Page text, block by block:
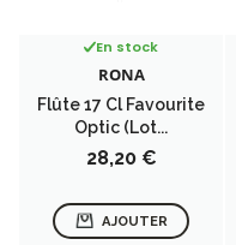
En stock
RONA
Flûte 17 Cl Favourite
Optic (lot...
Prix
28,20 €
AJOUTER